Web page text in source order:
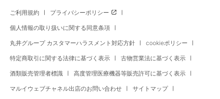
ご利用規約 プライバシーポリシー
個人情報の取り扱いに関する同意条項
丸井グループ カスタマーハラスメント対応方針 cookieポリシー
特定商取引に関する法律に基づく表示 古物営業法に基づく表示
酒類販売管理者標識 高度管理医療機器等販売許可に基づく表示
マルイウェブチャネル出店のお問い合わせ サイトマップ